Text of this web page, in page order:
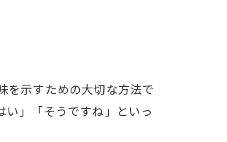
を示すための大切な方法で
」「そうですね」といっ